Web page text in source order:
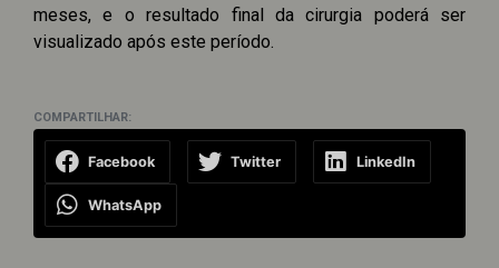
meses, e o resultado final da cirurgia poderá ser
visualizado após este período.
COMPARTILHAR:
Facebook Twitter LinkedIn
WhatsApp